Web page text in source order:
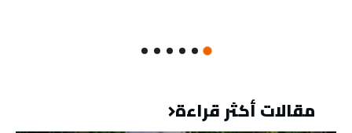
مقالات أكثر قراءة